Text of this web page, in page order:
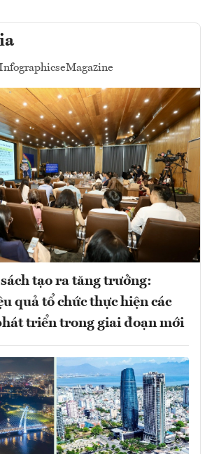
eMagazine
tạo ra tăng trưởng:
quả tổ chức thực hiện các
triển trong giai đoạn mới